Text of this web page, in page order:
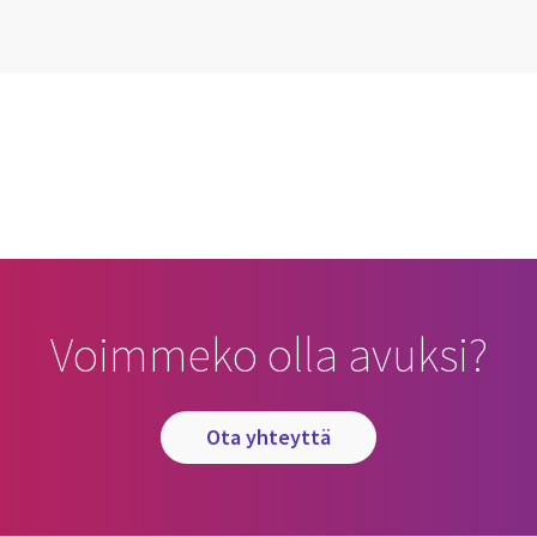
on Print
Voimmeko olla avuksi?
ota yhteyttä